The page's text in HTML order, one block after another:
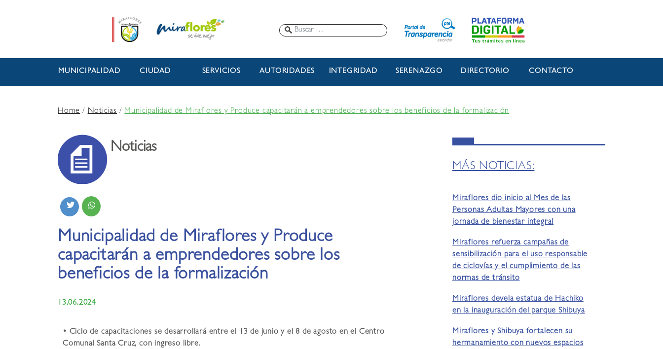
MUNICIPALIDAD CIUDAD SERVICIOS AUTORIDADES INTEGRIDAD SERENAZGO DIRECTORIO CONTACTO
Home/Noticias /Municipalidad de Miraflores y Produce capacitarán a emprendedores sobre los beneficios de la formalización
Noticias
Municipalidad de Miraflores y Produce
capacitarán a emprendedores sobre los
beneficios de la formalización
13.06.2024
• Ciclo de capacitaciones se desarrollará entre el 13 de junio y el 8 de agosto en el Centro
Comunal Santa Cruz, con ingreso libre.
MÁS NOTICIAS:
Miraflores dio inicio al Mes de las
Personas Adultas Mayores con una
jornada de bienestar integral
Miraflores refuerza campañas de
sensibilización para el uso responsable
de ciclovías y el cumplimiento de las
normas de tránsito
Miraflores devela estatua de Hachiko
en la inauguración del parque Shibuya
Miraflores y Shibuya fortalecen su
hermanamiento con nuevos espacios